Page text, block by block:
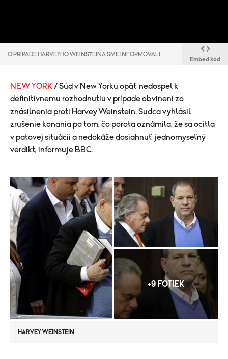
O PRÍPADE HARVEYHO WEINSTEINA SME INFORMOVALI
Embed kód
NEW YORK / Súd v New Yorku opäť nedospel k
definitívnemu rozhodnutiu v prípade obvinení zo
znásilnenia proti Harvey Weinstein. Sudca vyhlásil
zrušenie konania po tom, čo porota oznámila, že sa ocitla
v patovej situácii a nedokáže dosiahnuť jednomyseľný
verdikt, informuje BBC.
+9 FOTIEK
HARVEY WEINSTEIN